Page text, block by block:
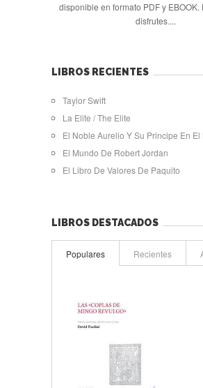
disponible en formato PDF y EBOOK.
disfrutes....
LIBROS RECIENTES
Taylor Swift
La Elite / The Elite
El Noble Aurelio Y Su Principe En El
El Mundo De Robert Jordan
El Libro De Valores De Paquito
LIBROS DESTACADOS
Populares Recientes